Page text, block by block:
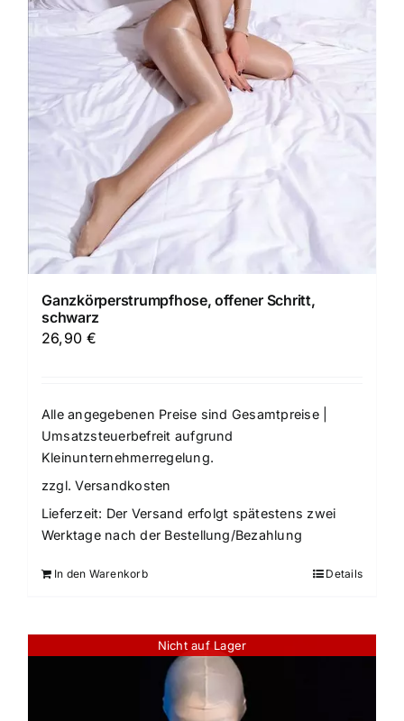
Ganzkörperstrumpfhose, offener Schritt,
schwarz
26,90€
Alle angegebenen Preise sind Gesamtpreise |
Umsatzsteuerbefreit aufgrund
Kleinunternehmerregelung.
zzgl.Versandkosten
Lieferzeit: Der Versand erfolgt spätestens zwei
Werktage nach der Bestellung/Bezahlung
In den Warenkorb Details
Nicht auf Lager